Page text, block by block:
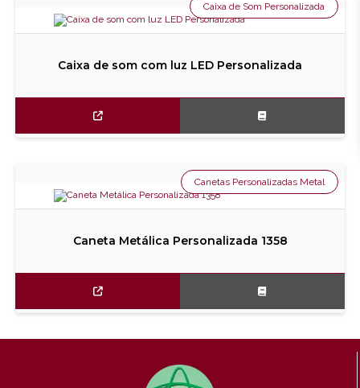
Caixa de som com luz LED Personalizada
Caixa de Som Personalizada
Caneta Metálica Personalizada 1358
Canetas Personalizadas Metal